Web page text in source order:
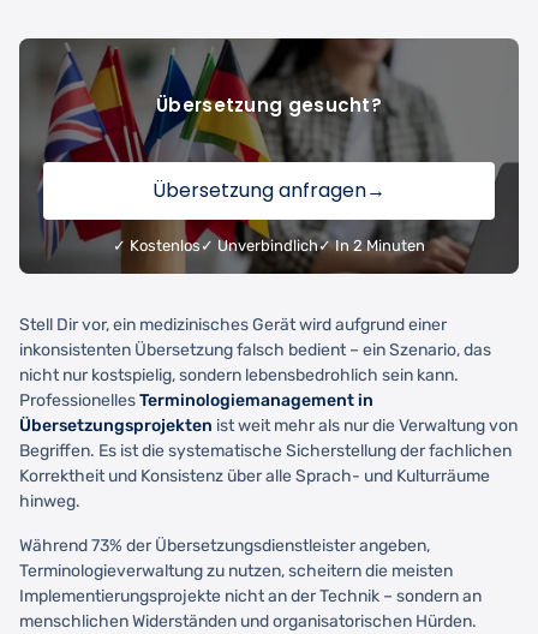
Übersetzung gesucht?
Übersetzung anfragen→
✓ Kostenlos ✓ Unverbindlich✓ In 2 Minuten
Stell Dir vor, ein medizinisches Gerät wird aufgrund einer
inkonsistenten Übersetzung falsch bedient – ein Szenario, das
nicht nur kostspielig, sondern lebensbedrohlich sein kann.
ProfessionellesTerminologiemanagement in
Übersetzungsprojekten ist weit mehr als nur die Verwaltung von
Begriffen. Es ist die systematische Sicherstellung der fachlichen
Korrektheit und Konsistenz über alle Sprach- und Kulturräume
hinweg.
Während 73% der Übersetzungsdienstleister angeben,
Terminologieverwaltung zu nutzen, scheitern die meisten
Implementierungsprojekte nicht an der Technik – sondern an
menschlichen Widerständen und organisatorischen Hürden.